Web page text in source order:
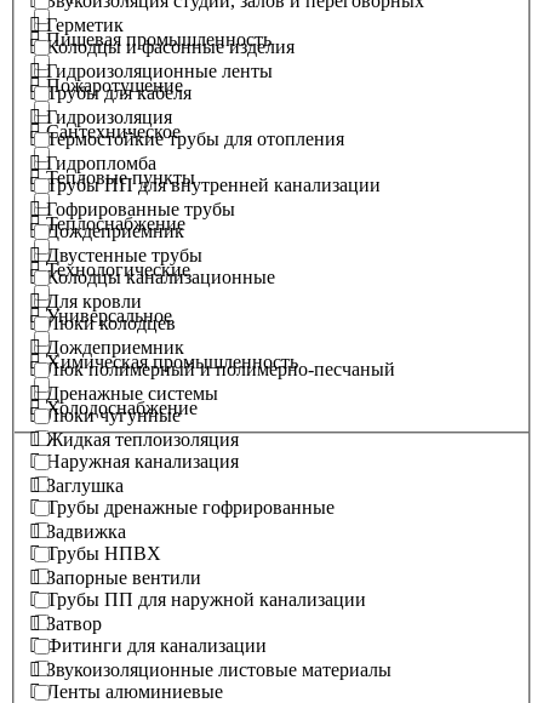
Колодцы и фасонные изделия
Трубы для кабеля
Термостойкие трубы для отопления
Трубы ПП для внутренней канализации
Дождеприемник
Колодцы канализационные
Люки колодцев
Люк полимерный и полимерно-песчаный
Люки чугунные
Наружная канализация
Трубы дренажные гофрированные
Трубы НПВХ
Трубы ПП для наружной канализации
Фитинги для канализации
Ленты алюминиевые
Пищевая промышленность
Пожаротушение
Сантехническое
Тепловые пункты
Теплоснабжение
Технологические
Универсальное
Химическая промышленность
Холодоснабжение
Герметик
Гидроизоляционные ленты
Гидроизоляция
Гидропломба
Гофрированные трубы
Двустенные трубы
Для кровли
Дождеприемник
Дренажные системы
Жидкая теплоизоляция
Заглушка
Задвижка
Запорные вентили
Затвор
Звукоизоляционные листовые материалы